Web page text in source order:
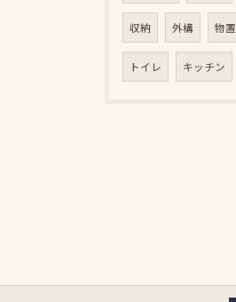
収納 外構 物置
トイレ キッチン